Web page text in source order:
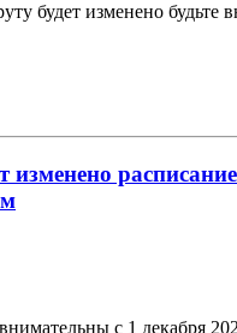
будет изменено будьте
изменено
с 1 декабря